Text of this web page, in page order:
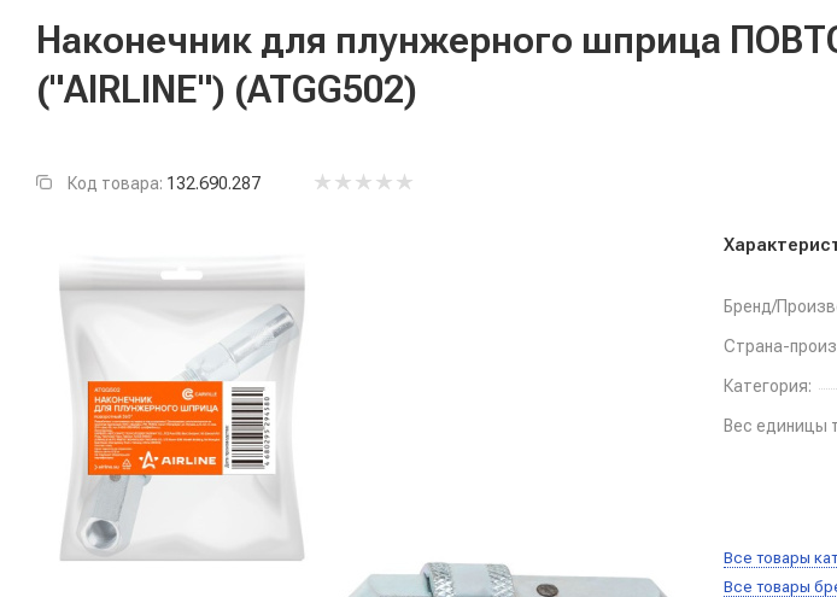
Наконечник для плунжерного шприца
("AIRLINE") (ATGG502)
Код товара: 132.690.287
Бренд/
Страна-
Категория:
Вес единицы
Все товары
Все товары